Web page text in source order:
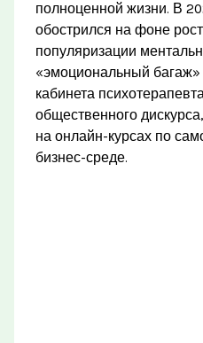
полноценной жизни. В
обострился на фоне
популяризации
«эмоциональный
кабинета
общественного
на онлайн-курсах по
бизнес-среде.